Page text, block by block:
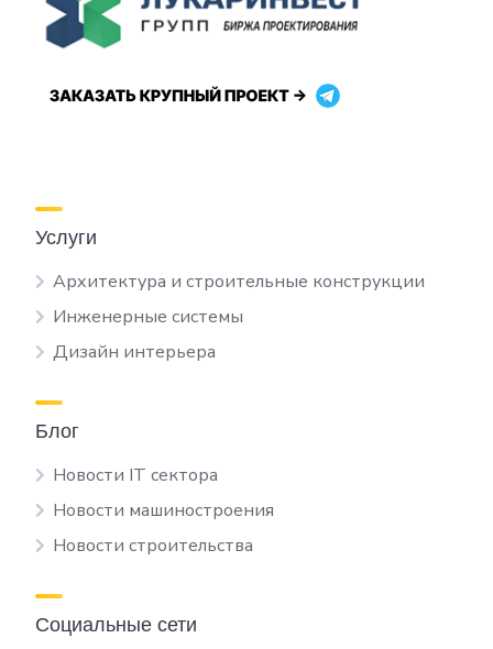
Услуги
Архитектура и строительные конструкции
Инженерные системы
Дизайн интерьера
Блог
Новости IT сектора
Новости машиностроения
Новости строительства
Социальные сети